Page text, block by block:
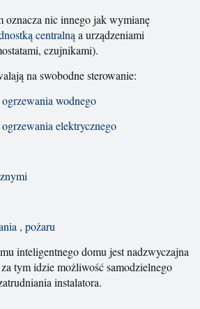
oznacza nic innego jak wymianę
centralnąa urządzeniami
czujnikami).
na swobodne sterowanie:
wodnego
elektrycznego
, pożaru
inteligentnego domu jest nadzwyczajna
tym idzie możliwość samodzielnego
instalatora.